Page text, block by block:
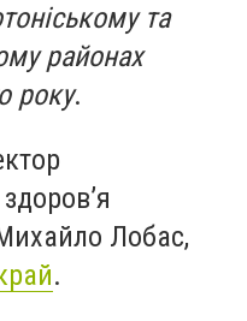
та
районах
року.
Лобас,
.